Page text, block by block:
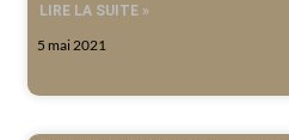
LIRE LA SUITE »
5 mai 2021